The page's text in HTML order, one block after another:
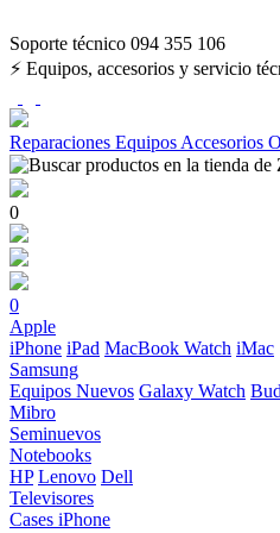
Soporte técnico 094 355 106
⚡ Equipos, accesorios y servicio
Reparaciones Equipos Accesorios
0
0
Apple
iPhone iPad MacBook Watch iMac
Samsung
Equipos Nuevos Galaxy Watch
Mibro
Seminuevos
Notebooks
HP Lenovo Dell
Televisores
Cases iPhone